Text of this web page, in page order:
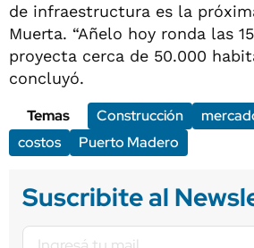
de infraestructura es la
Muerta. “Añelo hoy ronda las
proyecta cerca de 50.000
concluyó.
Temas
Construcción
costos
Puerto Madero
Suscribite al